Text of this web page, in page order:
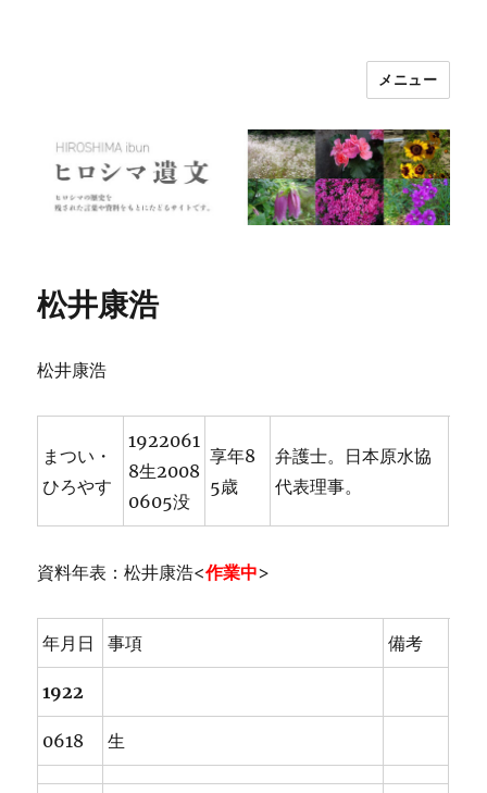
メニュー
松井康浩
松井康浩
まつい・
ひろやす
1922061
8生2008
0605没
享年8
5歳
弁護士。日本原水協
代表理事。
資料年表：松井康浩<作業中>
年月日 事項 備考
1922
0618 生